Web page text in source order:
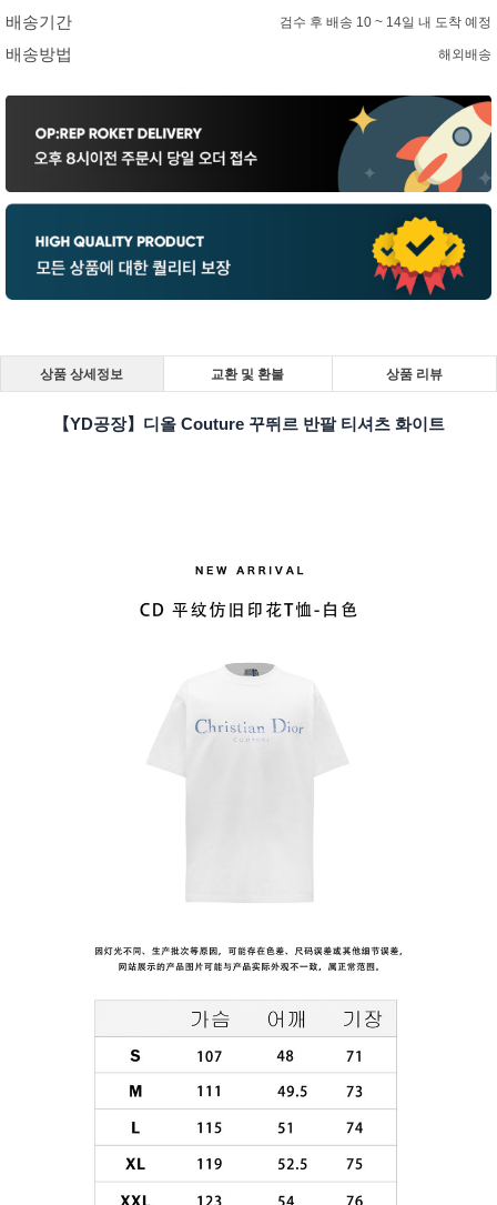
배송기간 검수 후 배송 10 ~ 14일 내 도착 예정
배송방법 해외배송
상품 상세정보 교환 및 환불 상품 리뷰
【YD공장】디올 Couture 꾸뛰르 반팔 티셔츠 화이트